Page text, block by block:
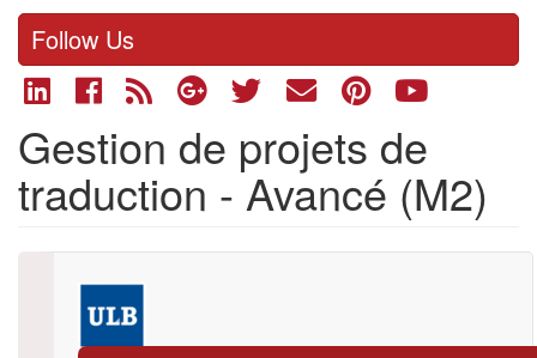
Follow Us
Gestion de projets de
traduction - Avancé (M2)
Logo